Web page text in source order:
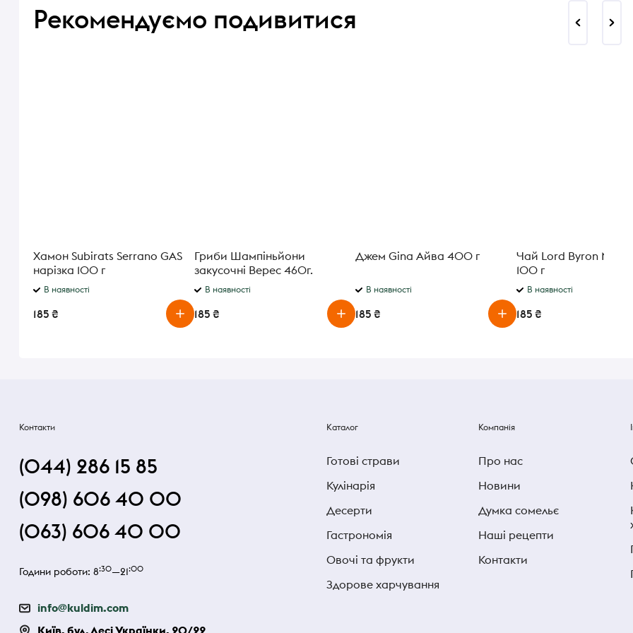
Рекомендуємо подивитися
Хамон Subirats Serrano GAS
нарізка 100 г
В наявності
185 ₴
Гриби Шампіньйони
закусочні Верес 460г.
В наявності
185 ₴
Джем Gina Айва 400 г
В наявності
185 ₴
Чай Lord Byron Milk
100 г
В наявності
185 ₴
Контакти
(044) 286 15 85
(098) 606 40 00
(063) 606 40 00
Години роботи: 8:30—21:00
info@kuldim.com
Київ, бул. Лесі Українки, 20/22
Каталог
Готові страви
Кулінарія
Десерти
Гастрономія
Овочі та фрукти
Здорове харчування
Компанія
Про нас
Новини
Думка сомельє
Наші рецепти
Контакти